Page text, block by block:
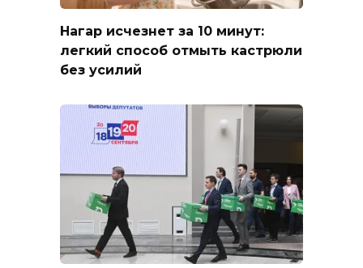
Нагар исчезнет за 10 минут:
легкий способ отмыть кастрюли
без усилий